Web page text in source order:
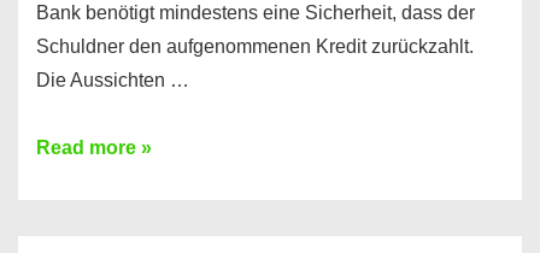
Bank benötigt mindestens eine Sicherheit, dass der
Schuldner den aufgenommenen Kredit zurückzahlt.
Die Aussichten …
Mit
Read more »